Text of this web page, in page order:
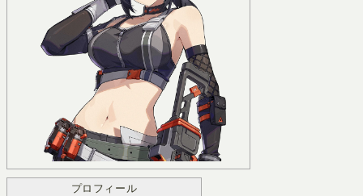
プロフィール